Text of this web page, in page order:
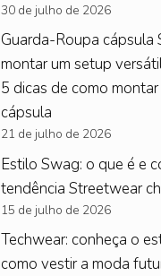
30 de julho de 2026
Guarda-Roupa cápsula
montar um setup
5 dicas de como
cápsula
21 de julho de 2026
Estilo Swag: o que é e
tendência Streetwear
15 de julho de 2026
Techwear: conheça o
como vestir a moda